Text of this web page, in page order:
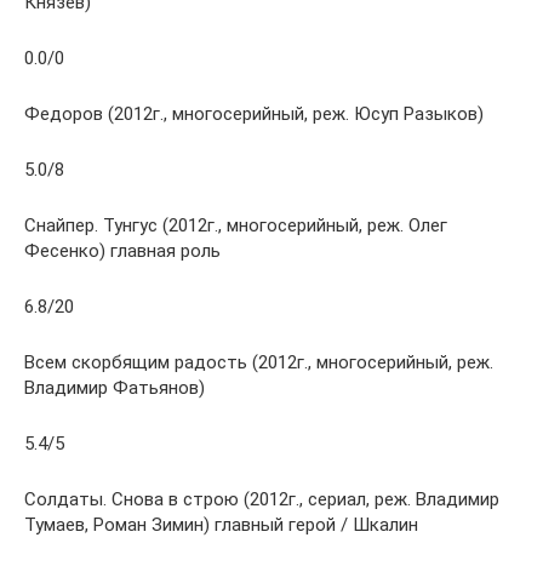
0.0/0
Федоров (2012г., многосерийный, реж. Юсуп Разыков)
5.0/8
Снайпер. Тунгус (2012г., многосерийный, реж. Олег
Фесенко) главная роль
6.8/20
Всем скорбящим радость (2012г., многосерийный, реж.
Владимир Фатьянов)
5.4/5
Солдаты. Снова в строю (2012г., сериал, реж. Владимир
Тумаев, Роман Зимин) главный герой / Шкалин